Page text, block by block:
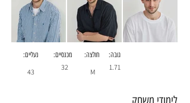
נעליים:
43
מכנסיים:
32
חולצה:
M
גובה:
1.71